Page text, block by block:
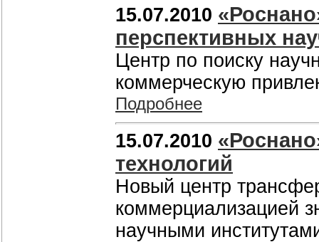
15.07.2010
перспективных
Центр по поиску
коммерческую
Подробнее
15.07.2010
технологий
Новый центр
коммерциализацией
научными